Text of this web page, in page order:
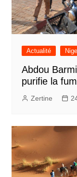
Actualité
Abdou
purifie la
Zertine